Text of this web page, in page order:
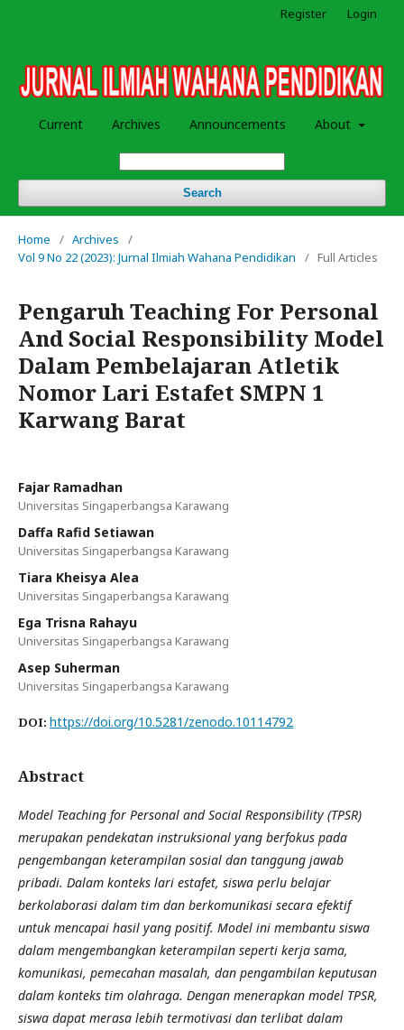
Current Archives Announcements About
Search
Register Login
Home / Archives
/
Vol 9 No 22 (2023): Jurnal Ilmiah Wahana Pendidikan
/ Full Articles
Pengaruh Teaching For Personal
And Social Responsibility Model
Dalam Pembelajaran Atletik
Nomor Lari Estafet SMPN 1
Karwang Barat
Fajar Ramadhan
Universitas Singaperbangsa Karawang
Daffa Rafid Setiawan
Universitas Singaperbangsa Karawang
Tiara Kheisya Alea
Universitas Singaperbangsa Karawang
Ega Trisna Rahayu
Universitas Singaperbangsa Karawang
Asep Suherman
Universitas Singaperbangsa Karawang
DOI: https://doi.org/10.5281/zenodo.10114792
Abstract
Model Teaching for Personal and Social Responsibility (TPSR)
merupakan pendekatan instruksional yang berfokus pada
pengembangan keterampilan sosial dan tanggung jawab
pribadi. Dalam konteks lari estafet, siswa perlu belajar
berkolaborasi dalam tim dan berkomunikasi secara efektif
untuk mencapai hasil yang positif. Model ini membantu siswa
dalam mengembangkan keterampilan seperti kerja sama,
komunikasi, pemecahan masalah, dan pengambilan keputusan
dalam konteks tim olahraga. Dengan menerapkan model TPSR,
siswa dapat merasa lebih termotivasi dan terlibat dalam